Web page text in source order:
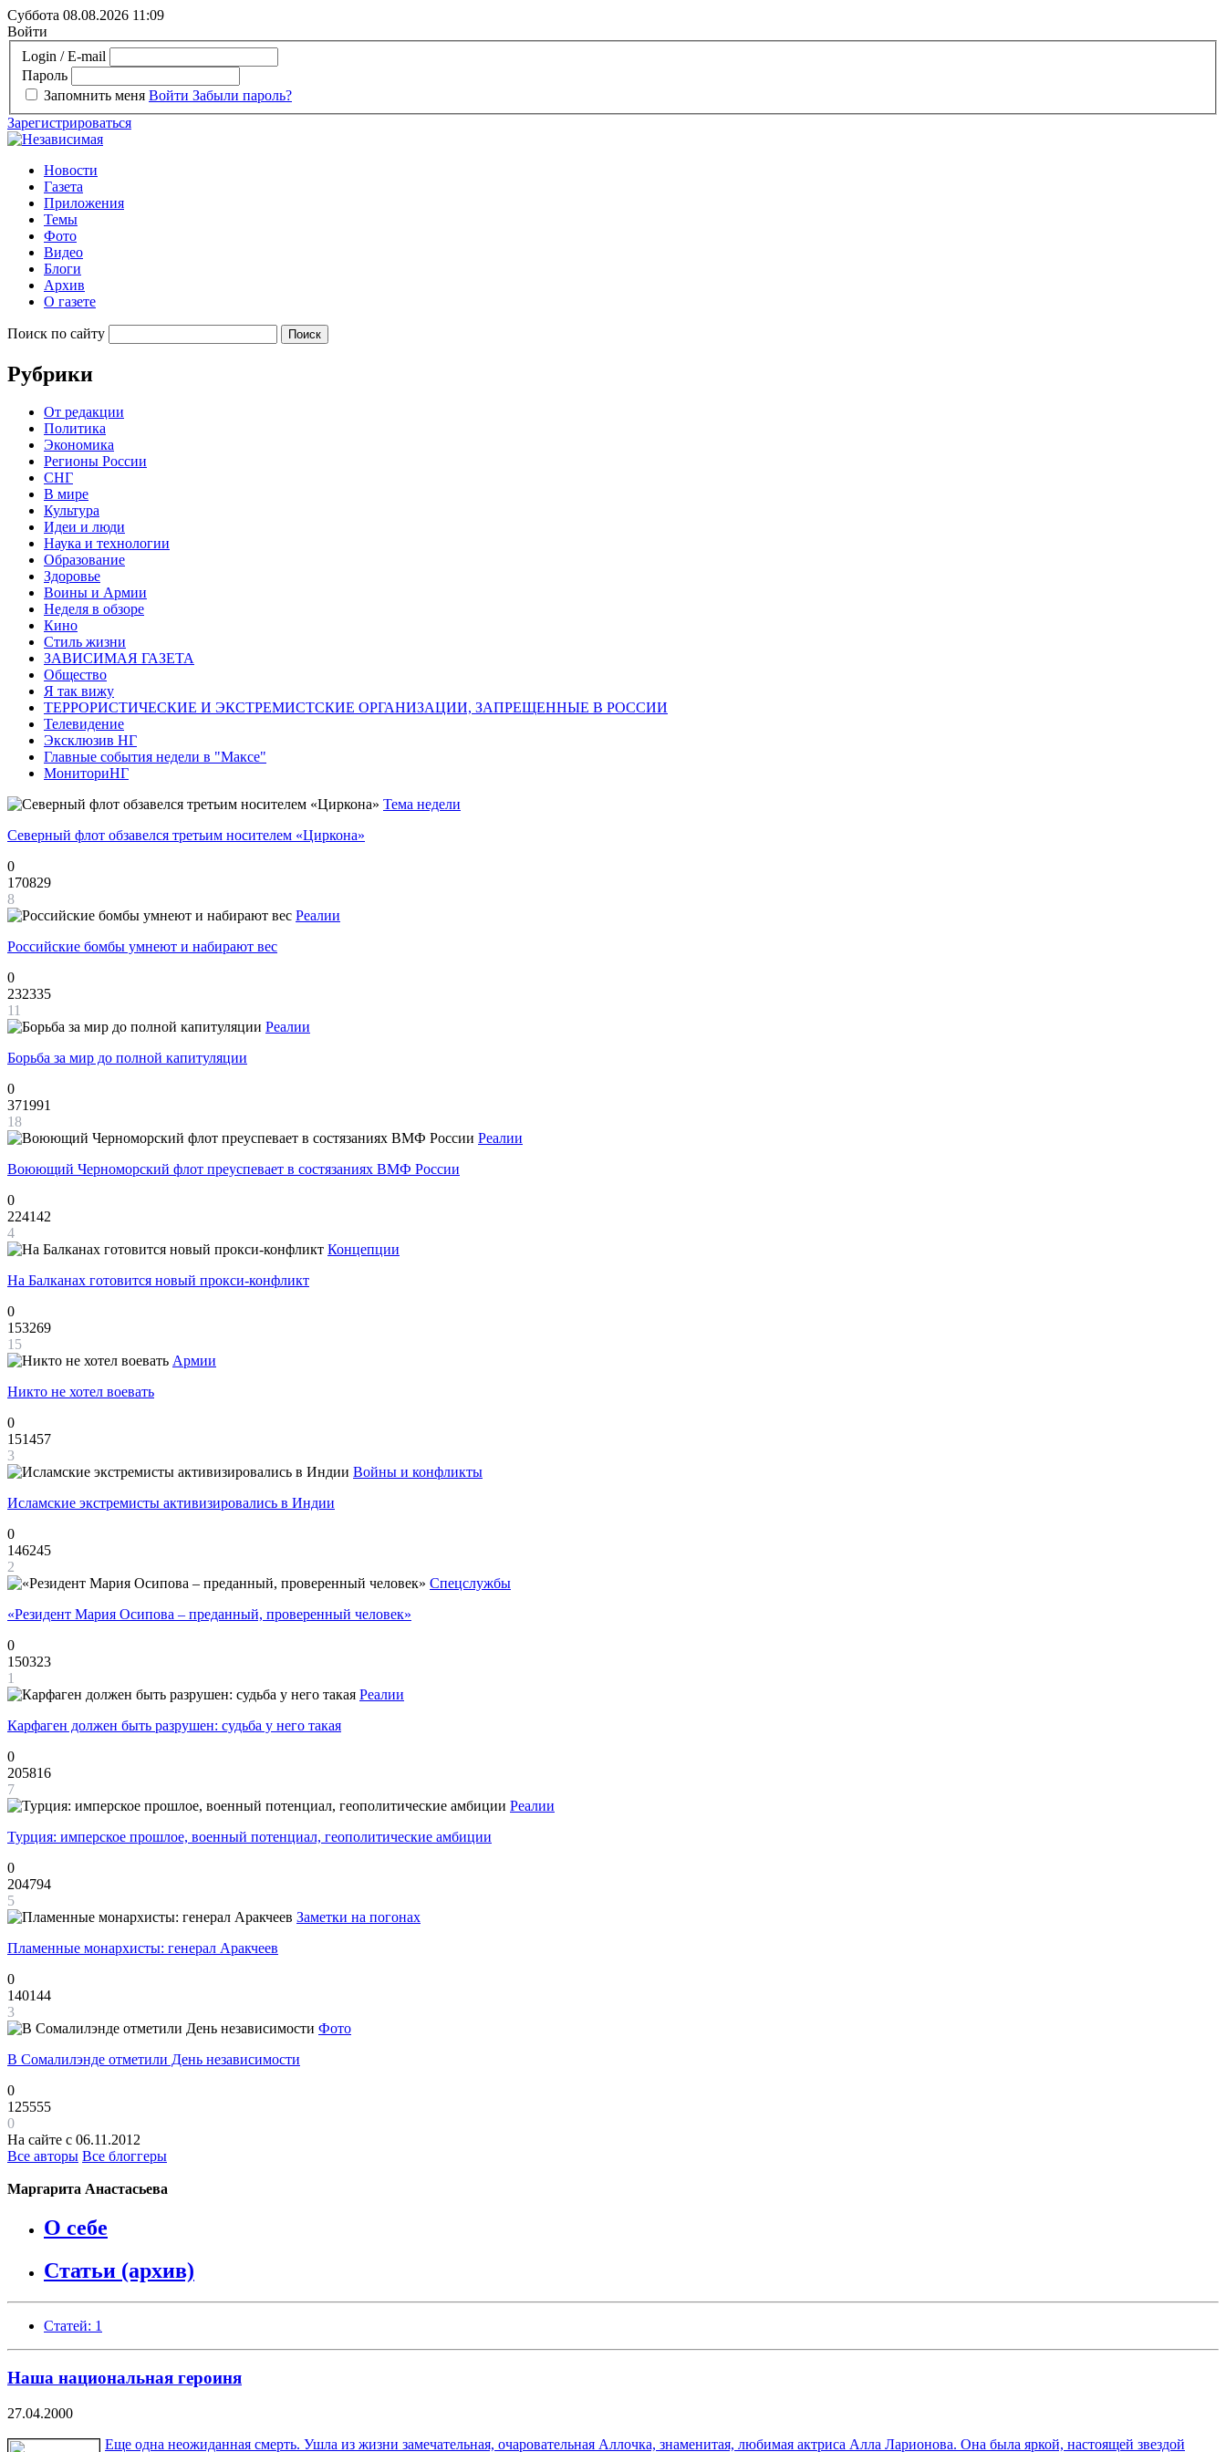
Суббота 08.08.2026 11:09
Войти
Login / E-mail
Пароль
Запомнить меня Войти Забыли пароль?
Зарегистрироваться
Новости
Газета
Приложения
Темы
Фото
Видео
Блоги
Архив
О газете
Поиск по сайту
Рубрики
От редакции
Политика
Экономика
Регионы России
СНГ
В мире
Культура
Идеи и люди
Наука и технологии
Образование
Здоровье
Воины и Армии
Неделя в обзоре
Кино
Стиль жизни
ЗАВИСИМАЯ ГАЗЕТА
Общество
Я так вижу
ТЕРРОРИСТИЧЕСКИЕ И ЭКСТРЕМИСТСКИЕ ОРГАНИЗАЦИИ, ЗАПРЕЩЕННЫЕ В РОССИИ
Телевидение
Эксклюзив НГ
Главные события недели в "Максе"
МониториНГ
Тема недели
Северный флот обзавелся третьим носителем «Циркона»
0
170829
8
Реалии
Российские бомбы умнеют и набирают вес
0
232335
11
Реалии
Борьба за мир до полной капитуляции
0
371991
18
Реалии
Воюющий Черноморский флот преуспевает в состязаниях ВМФ России
0
224142
4
Концепции
На Балканах готовится новый прокси-конфликт
0
153269
15
Армии
Никто не хотел воевать
0
151457
3
Войны и конфликты
Исламские экстремисты активизировались в Индии
0
146245
2
Спецслужбы
«Резидент Мария Осипова – преданный, проверенный человек»
0
150323
1
Реалии
Карфаген должен быть разрушен: судьба у него такая
0
205816
7
Реалии
Турция: имперское прошлое, военный потенциал, геополитические амбиции
0
204794
5
Заметки на погонах
Пламенные монархисты: генерал Аракчеев
0
140144
3
Фото
В Сомалилэнде отметили День независимости
0
125555
0
На сайте с 06.11.2012
Все авторы Все блоггеры
Маргарита Анастасьева
О себе
Статьи (архив)
Статей: 1
Наша национальная героиня
27.04.2000
Еще одна неожиданная смерть. Ушла из жизни замечательная, очаровательная Аллочка, знаменитая, любимая актриса Алла Ларионова. Она была яркой, настоящей звездой